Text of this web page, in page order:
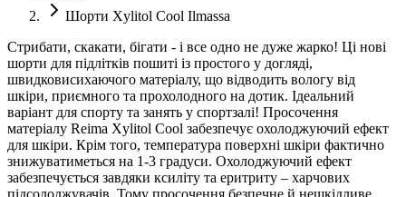
Шорти Xylitol Cool Ilmassa
Стрибати, скакати, бігати - і все одно не дуже жарко! Ці нові
шорти для підлітків пошиті із простого у догляді,
швидковисихаючого матеріалу, що відводить вологу від
шкіри, приємного та прохолодного на дотик. Ідеальний
варіант для спорту та занять у спортзалі! Просочення
матеріалу Reima Xylitol Cool забезпечує охолоджуючий ефект
для шкіри. Крім того, температура поверхні шкіри фактично
знижуватиметься на 1-3 градуси. Охолоджуючий ефект
забезпечується завдяки ксиліту та еритриту – харчових